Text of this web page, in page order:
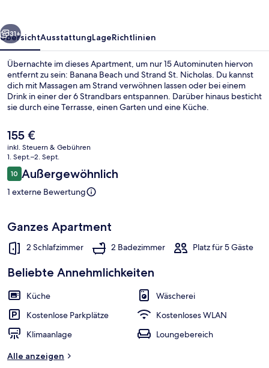
Weiter
31+
ÜbersichtAusstattungLageRichtlinien
Übernachte im dieses Apartment, um nur 15 Autominuten hiervon
entfernt zu sein: Banana Beach und Strand St. Nicholas. Du kannst
dich mit Massagen am Strand verwöhnen lassen oder bei einem
Drink in einer der 6 Strandbars entspannen. Darüber hinaus besticht
sie durch eine Terrasse, einen Garten und eine Küche.
Der
aktuelle
Preis
beträgt
155 €.
155 €
inkl. Steuern & Gebühren
1. Sept.–2. Sept.
Bewertungen
1010 von 10.
Außergewöhnlich
1 externe Bewertung
Ganzes Apartment
2 Schlafzimmer 2 Badezimmer Platz für 5 Gäste
Beliebte Annehmlichkeiten
Küche
Wäscherei
Kostenlose Parkplätze
Kostenloses WLAN
Klimaanlage
Loungebereich
Alle anzeigen